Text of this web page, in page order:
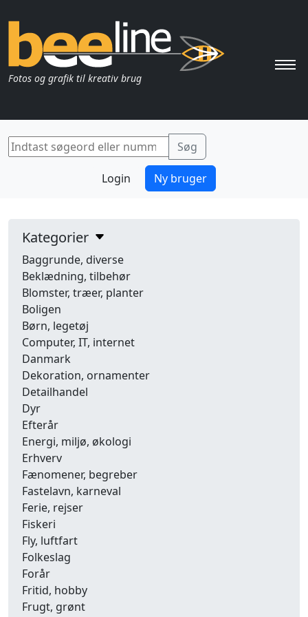
Fotos og grafik til kreativ brug
Login Ny bruger
Kategorier
Baggrunde, diverse
Beklædning, tilbehør
Blomster, træer, planter
Boligen
Børn, legetøj
Computer, IT, internet
Danmark
Dekoration, ornamenter
Detailhandel
Dyr
Efterår
Energi, miljø, økologi
Erhverv
Fænomener, begreber
Fastelavn, karneval
Ferie, rejser
Fiskeri
Fly, luftfart
Folkeslag
Forår
Fritid, hobby
Frugt, grønt